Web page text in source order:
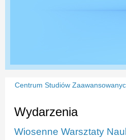
Centrum Studiów
Wydarzenia
Wiosenne Warsztaty